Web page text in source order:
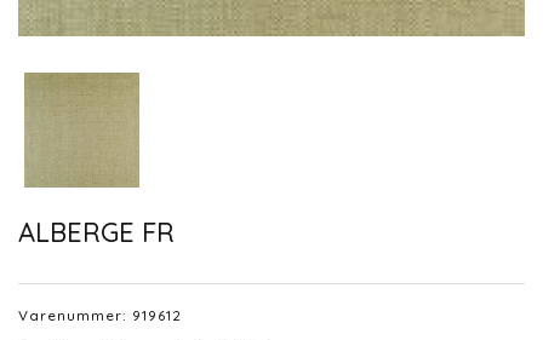
ALBERGE FR
Varenummer: 919612